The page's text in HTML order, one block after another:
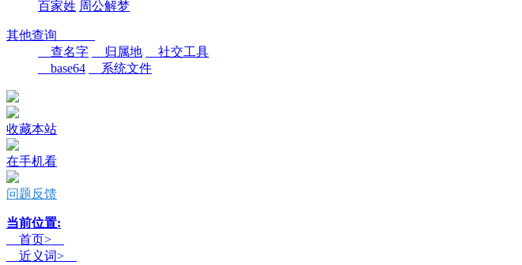
百家姓 周公解梦
其他查询
查名字
归属地
社交工具
base64
系统文件
收藏本站
在手机看
问题反馈
当前位置:
首页>
近义词>